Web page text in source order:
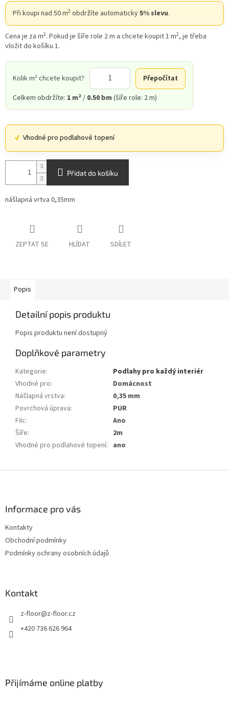
Při koupi nad 50 m2 obdržíte automaticky5% slevu.
Cena je za m2. Pokud je šíře role 2 m a chcete koupit 1 m2, je třeba
vložit do košíku 1.
Kolik m² chcete koupit?
Přepočítat
Celkem obdržíte: 1 m²/ 0.50 bm (šíře role: 2 m)
Vhodné pro podlahové topení
Přidat do košíku
nášlapná vrtva 0,35mm
ZEPTAT SE HLÍDAT SDÍLET
Popis
Detailní popis produktu
Popis produktu není dostupný
Doplňkové parametry
Kategorie:
Podlahy pro každý interiér
Vhodné pro:
Domácnost
Nášlapná vrstva:
0,35 mm
Povrchová úprava:
PUR
Filc:
Ano
Šíře:
2m
Vhodné pro podlahové topení: ano
Informace pro vás
Kontakty
Obchodní podmínky
Podmínky ochrany osobních údajů
Kontakt
z-floor@z-floor.cz
+420 736 626 964
Přijímáme online platby